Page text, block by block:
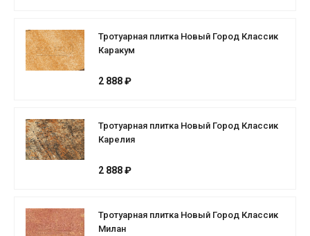
Тротуарная плитка Новый Город Классик
Каракум
2 888 ₽
Тротуарная плитка Новый Город Классик
Карелия
2 888 ₽
Тротуарная плитка Новый Город Классик
Милан